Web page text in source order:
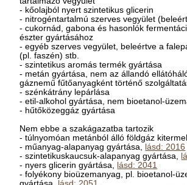
- kőolajból nyert szintetikus glicerin
- nitrogéntartalmú szerves vegyület
- cukornád, gabona és hasonlók
észter gyártásához
- egyéb szerves vegyület, beleértve a
(pl. faszén) stb.
- szintetikus aromás termék gyártása
- metán gyártása, nem az állandó
gáznemű fűtőanyagként történő
- szénkátrány lepárlása
- etil-alkohol gyártása, nem bioetanol-
- hűtőközeggáz gyártása
Nem ebbe a szakágazatba tartozik
- túlnyomóan metánból álló földgáz
- műanyag-alapanyag gyártása, lásd: 2016
- szintetikuskaucsuk-alapanyag gyártása,
- nyers glicerin gyártása, lásd: 2041
- folyékony bioüzemanyag, pl. bioetanol-
gyártása, lásd: 2051